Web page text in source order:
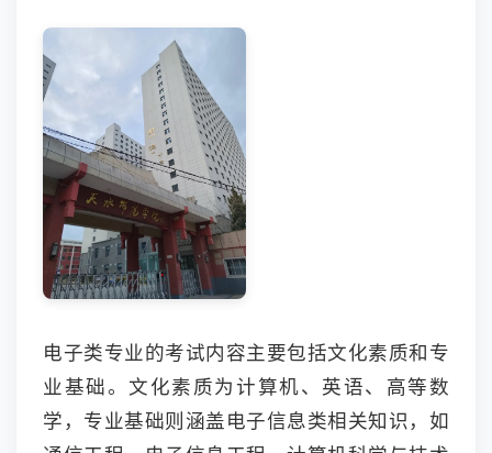
电子类专业的考试内容主要包括文化素质和专
业基础。文化素质为计算机、英语、高等数
学，专业基础则涵盖电子信息类相关知识，如